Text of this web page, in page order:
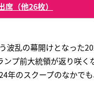
（他26枚）
波乱の幕開けとなった
プ前大統領が返り咲く
年のスクープのなかで